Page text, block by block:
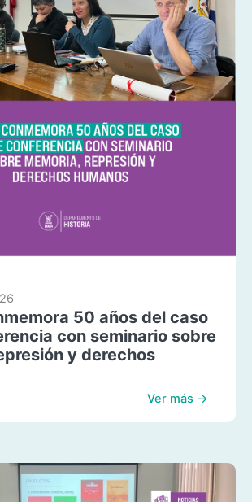
50 años del caso
con seminario sobre
y derechos
Ver más →